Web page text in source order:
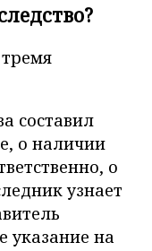
составил
о наличии
о
узнает
указание на